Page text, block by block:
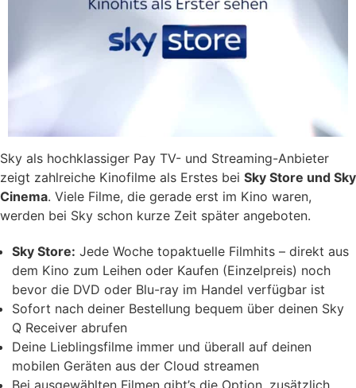
Sky als hochklassiger Pay TV- und Streaming-Anbieter
zeigt zahlreiche Kinofilme als Erstes bei Sky Store und Sky
Cinema. Viele Filme, die gerade erst im Kino waren,
werden bei Sky schon kurze Zeit später angeboten.
Sky Store: Jede Woche topaktuelle Filmhits – direkt aus
dem Kino zum Leihen oder Kaufen (Einzelpreis) noch
bevor die DVD oder Blu-ray im Handel verfügbar ist
Sofort nach deiner Bestellung bequem über deinen Sky
Q Receiver abrufen
Deine Lieblingsfilme immer und überall auf deinen
mobilen Geräten aus der Cloud streamen
Bei ausgewählten Filmen gibt’s die Option, zusätzlich